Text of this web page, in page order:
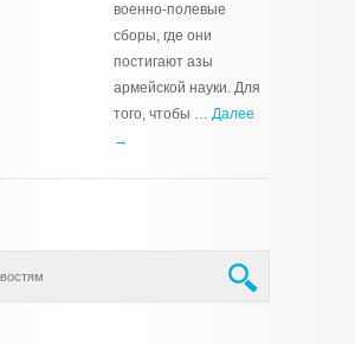
военно-полевые
сборы, где они
постигают азы
армейской науки. Для
того, чтобы … Далее
→